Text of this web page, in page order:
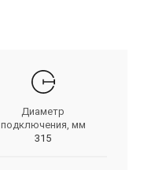
Диаметр
подключения, мм
315